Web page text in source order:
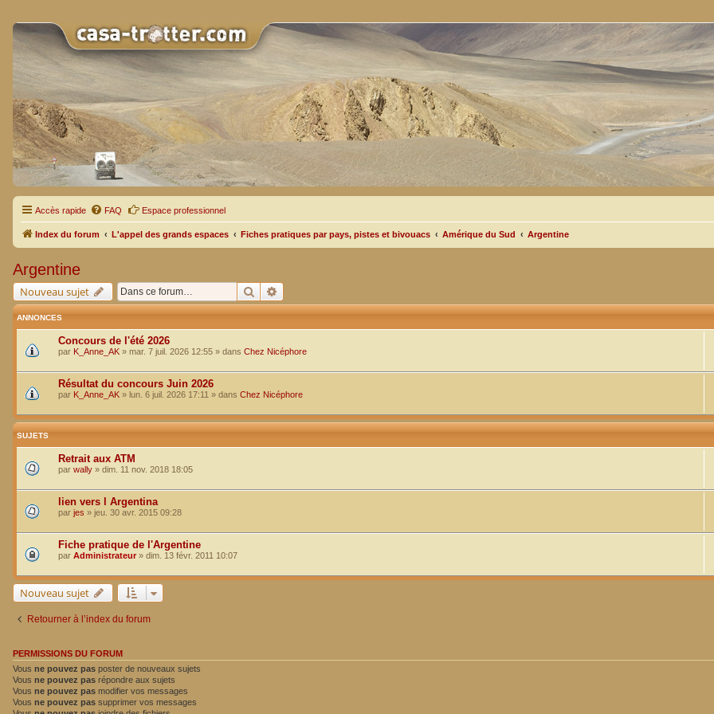
Accès rapide FAQ Espace professionnel
Index du forum L'appel des grands espaces Fiches pratiques par pays, pistes et bivouacs Amérique du Sud Argentine
Argentine
Nouveau sujet Rechercher
ANNONCES
Concours de l'été 2026
par K_Anne_AK » mar. 7 juil. 2026 12:55 » dans Chez Nicéphore
Résultat du concours Juin 2026
par K_Anne_AK » lun. 6 juil. 2026 17:11 » dans Chez Nicéphore
SUJETS
Retrait aux ATM
par wally » dim. 11 nov. 2018 18:05
lien vers l Argentina
par jes » jeu. 30 avr. 2015 09:28
Fiche pratique de l'Argentine
par Administrateur » dim. 13 févr. 2011 10:07
Nouveau sujet
Retourner à l’index du forum
PERMISSIONS DU FORUM
Vous ne pouvez pas poster de nouveaux sujets
Vous ne pouvez pas répondre aux sujets
Vous ne pouvez pas modifier vos messages
Vous ne pouvez pas supprimer vos messages